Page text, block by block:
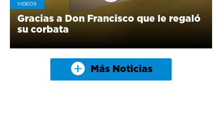
VIDEOS
Gracias a Don Francisco que le regaló
su corbata
Más Noticias